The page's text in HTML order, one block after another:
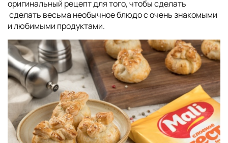
оригинальный рецепт для того, чтобы сделать
сделать весьма необычное блюдо с очень знакомыми
и любимыми продуктами.